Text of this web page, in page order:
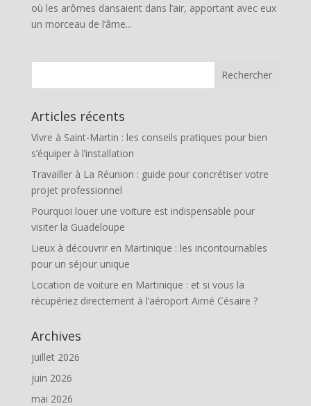
où les arômes dansaient dans l’air, apportant avec eux
un morceau de l’âme...
Articles récents
Vivre à Saint-Martin : les conseils pratiques pour bien
s’équiper à l’installation
Travailler à La Réunion : guide pour concrétiser votre
projet professionnel
Pourquoi louer une voiture est indispensable pour
visiter la Guadeloupe
Lieux à découvrir en Martinique : les incontournables
pour un séjour unique
Location de voiture en Martinique : et si vous la
récupériez directement à l’aéroport Aimé Césaire ?
Archives
juillet 2026
juin 2026
mai 2026